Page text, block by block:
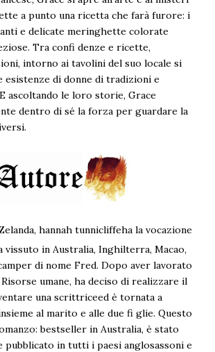
a punto una ricetta che farà furore: i
e delicate meringhette colorate
Tra confi denze e ricette,
intorno ai tavolini del suo locale si
esistenze di donne di tradizioni e
ascoltando le loro storie, Grace
dentro di sé la forza per guardare la
hannah tunnicliffeha la vocazione
vissuto in Australia, Inghilterra, Macao,
di nome Fred. Dopo aver lavorato
umane, ha deciso di realizzare il
una scrittriceed è tornata a
al marito e alle due fi glie. Questo
bestseller in Australia, è stato
pubblicato in tutti i paesi anglosassoni e